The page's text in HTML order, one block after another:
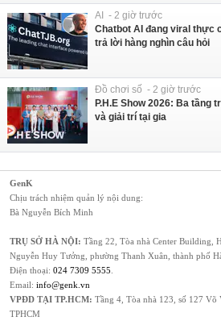
AI - 2 giờ trước
Chatbot AI đang viral thực
trả lời hàng nghìn câu hỏi
Đồ chơi số - 2 giờ trước
P.H.E Show 2026: Ba tầng
và giải trí tại gia
GenK
Chịu trách nhiệm quản lý nội dung:
Bà Nguyễn Bích Minh
TRỤ SỞ HÀ NỘI: Tầng 22, Tòa nhà Center Building,
Nguyễn Huy Tưởng, phường Thanh Xuân, thành phố
Điện thoại: 024 7309 5555
Email: info@genk.vn
VPĐD TẠI TP.HCM: Tầng 4, Tòa nhà 123, số 127 Võ
TPHCM